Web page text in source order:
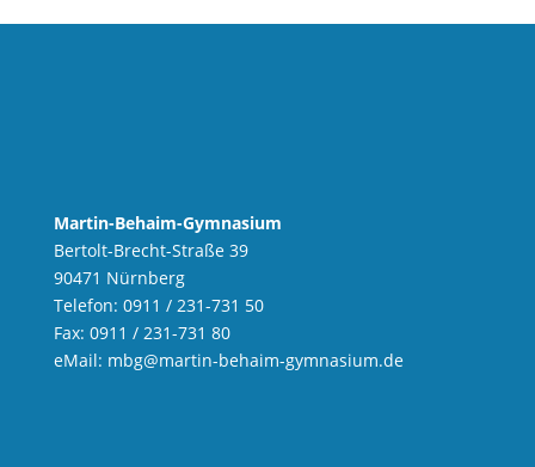
Martin-Behaim-Gymnasium
Bertolt-Brecht-Straße 39
90471 Nürnberg
Telefon: 0911 / 231-731 50
Fax: 0911 / 231-731 80
eMail: mbg@martin-behaim-gymnasium.de